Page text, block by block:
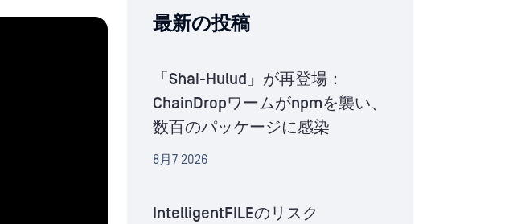
最新の投稿
「Shai-Hulud」が再登場：
ChainDropワームがnpmを襲い、
数百のパッケージに感染
8月7 2026
IntelligentFILEのリスク